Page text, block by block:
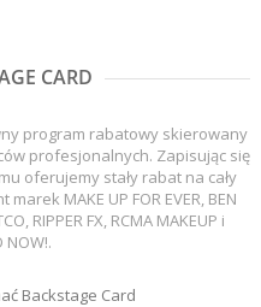
CARD
program rabatowy skierowany
profesjonalnych. Zapisując się
oferujemy stały rabat na cały
MAKE UP FOR EVER, BEN
RIPPER FX, RCMA MAKEUP i
NOW!.
Backstage Card